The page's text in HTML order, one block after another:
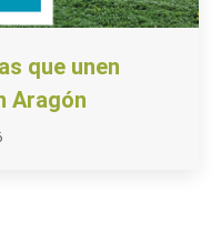
que unen
Aragón